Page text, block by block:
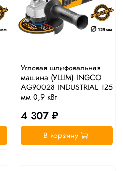
Угловая шлифовальная
машина (УШМ) INGCO
AG90028 INDUSTRIAL 125
мм 0,9 кВт
4 307 ₽
В корзину